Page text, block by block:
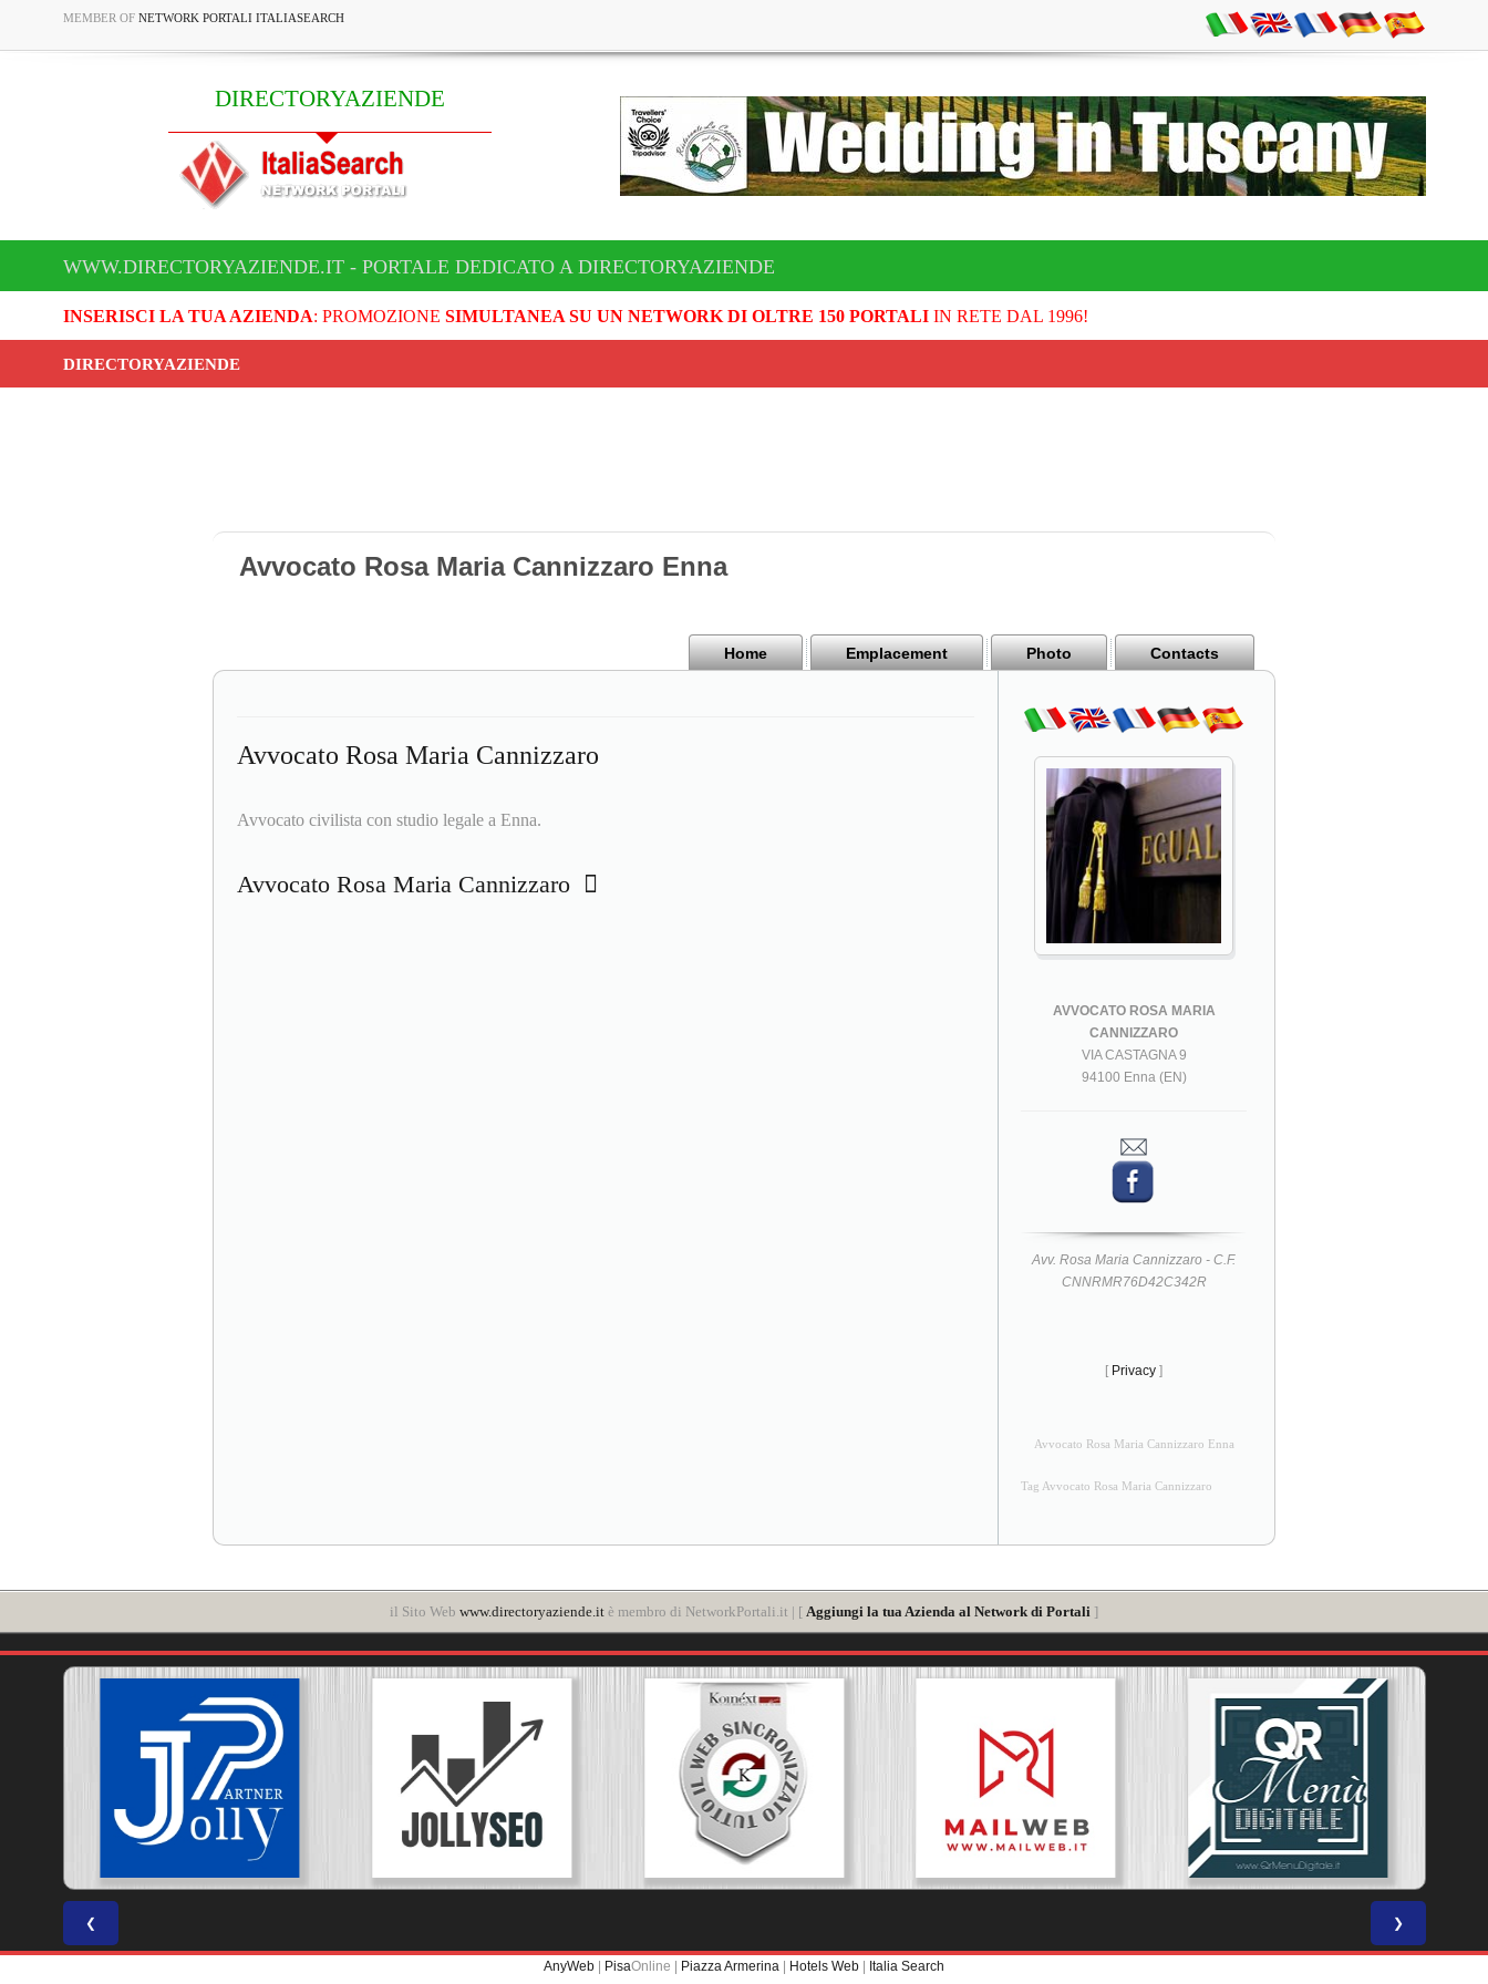
MEMBER OF NETWORK PORTALI ITALIASEARCH
DIRECTORYAZIENDE
WWW.DIRECTORYAZIENDE.IT - PORTALE DEDICATO A DIRECTORYAZIENDE
INSERISCI LA TUA AZIENDA: PROMOZIONE SIMULTANEA SU UN NETWORK DI OLTRE 150 PORTALIIN RETE DAL 1996!
DIRECTORYAZIENDE
Avvocato Rosa Maria Cannizzaro Enna
Home Emplacement Photo Contacts
Avvocato Rosa Maria Cannizzaro
Avvocato civilista con studio legale a Enna.
Avvocato Rosa Maria Cannizzaro
AVVOCATO ROSA MARIA
CANNIZZARO
VIA CASTAGNA 9
94100 Enna (EN)
Avv. Rosa Maria Cannizzaro - C.F.
CNNRMR76D42C342R
[ Privacy ]
Avvocato Rosa Maria Cannizzaro Enna
Tag Avvocato Rosa Maria Cannizzaro
il Sito Web www.directoryaziende.it è membro di NetworkPortali.it | [ Aggiungi la tua Azienda al Network di Portali ]
❮ ❯
AnyWeb | PisaOnline | Piazza Armerina | Hotels Web | Italia Search